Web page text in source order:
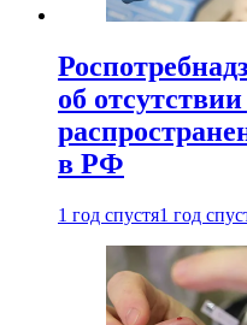
об
в РФ
1 год спустя1 год